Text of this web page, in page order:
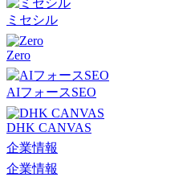
ミセシル
Zero
AIフォースSEO
DHK CANVAS
企業情報
企業情報